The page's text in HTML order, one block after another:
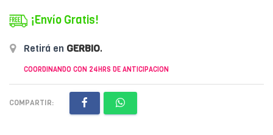
¡Envío Gratis!
Retirá en GERBIO.
COORDINANDO CON 24HRS DE ANTICIPACION
COMPARTIR: